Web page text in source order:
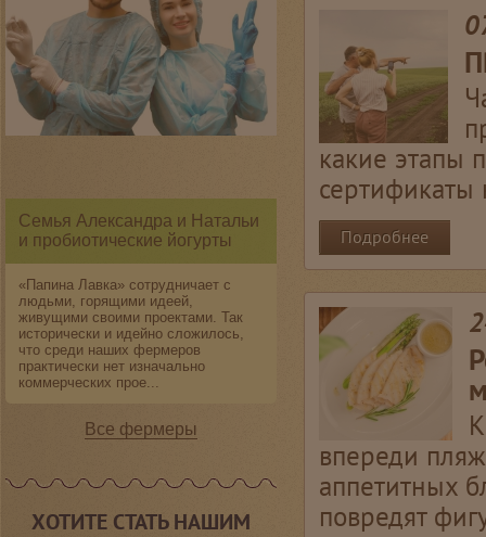
какие этапы
сертификаты
Подробнее
впереди
аппетитных
повредят
Семья Александра и Натальи
и пробиотические йогурты
«Папина Лавка» сотрудничает с
людьми, горящими идеей,
живущими своими проектами. Так
исторически и идейно сложилось,
что среди наших фермеров
практически нет изначально
коммерческих прое...
Все фермеры
ХОТИТЕ СТАТЬ НАШИМ